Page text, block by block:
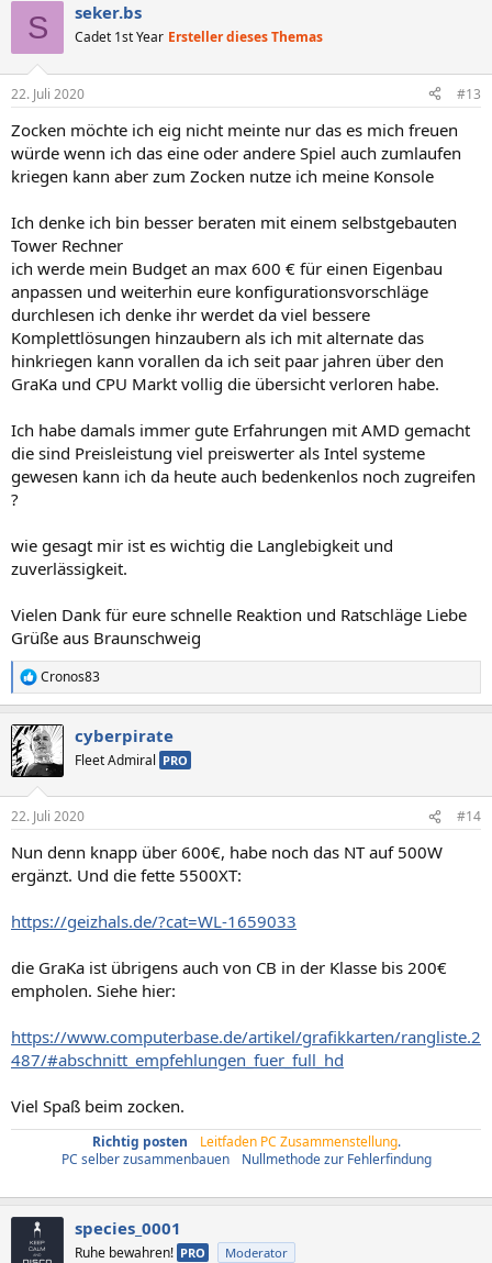
S seker.bs
Cadet 1st Year Ersteller dieses Themas
22. Juli 2020 #13
Zocken möchte ich eig nicht meinte nur das es mich freuen
würde wenn ich das eine oder andere Spiel auch zumlaufen
kriegen kann aber zum Zocken nutze ich meine Konsole
Ich denke ich bin besser beraten mit einem selbstgebauten
Tower Rechner
ich werde mein Budget an max 600 € für einen Eigenbau
anpassen und weiterhin eure konfigurationsvorschläge
durchlesen ich denke ihr werdet da viel bessere
Komplettlösungen hinzaubern als ich mit alternate das
hinkriegen kann vorallen da ich seit paar jahren über den
GraKa und CPU Markt vollig die übersicht verloren habe.
Ich habe damals immer gute Erfahrungen mit AMD gemacht
die sind Preisleistung viel preiswerter als Intel systeme
gewesen kann ich da heute auch bedenkenlos noch zugreifen
?
wie gesagt mir ist es wichtig die Langlebigkeit und
zuverlässigkeit.
Vielen Dank für eure schnelle Reaktion und Ratschläge Liebe
Grüße aus Braunschweig
R
e
k
t
i
e
:
Cronos83
cyberpirate
Fleet Admiral PRO
22. Juli 2020 #14
Nun denn knapp über 600€, habe noch das NT auf 500W
ergänzt. Und die fette 5500XT:
https://geizhals.de/?cat=WL-1659033
die GraKa ist übrigens auch von CB in der Klasse bis 200€
empholen. Siehe hier:
https://www.computerbase.de/artikel/grafikkarten/rangliste.2
487/#abschnitt_empfehlungen_fuer_full_hd
Viel Spaß beim zocken.
Richtig posten Leitfaden PC Zusammenstellung.
PC selber zusammenbauen
Nullmethode zur Fehlerfindung
species_0001
Ruhe bewahren! PRO Moderator